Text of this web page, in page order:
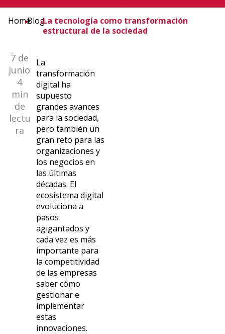
HomeBlogLa tecnología como transformación
estructural de la sociedad
7 de
junio
4
min
de
lectu
ra
La
transformación
digital ha
supuesto
grandes avances
para la sociedad,
pero también un
gran reto para las
organizaciones y
los negocios en
las últimas
décadas. El
ecosistema digital
evoluciona a
pasos
agigantados y
cada vez es más
importante para
la competitividad
de las empresas
saber cómo
gestionar e
implementar
estas
innovaciones.